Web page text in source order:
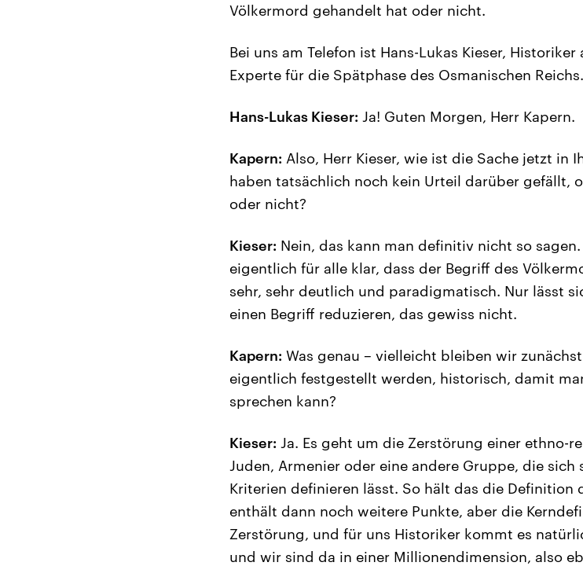
Völkermord gehandelt hat oder nicht.
Bei uns am Telefon ist Hans-Lukas Kieser,
Experte für die Spätphase des Osmanischen
Hans-Lukas Kieser: Ja! Guten Morgen, Herr Kapern.
Kapern: Also, Herr Kieser, wie ist die Sache jetzt in
haben tatsächlich noch kein Urteil darüber gefällt,
oder nicht?
Kieser: Nein, das kann man definitiv nicht so
eigentlich für alle klar, dass der Begriff des
sehr, sehr deutlich und paradigmatisch. Nur lässt
einen Begriff reduzieren, das gewiss nicht.
Kapern: Was genau – vielleicht bleiben wir
eigentlich festgestellt werden, historisch, damit
sprechen kann?
Kieser: Ja. Es geht um die Zerstörung einer ethno-
Juden, Armenier oder eine andere Gruppe, die
Kriterien definieren lässt. So hält das die Definition
enthält dann noch weitere Punkte, aber die
Zerstörung, und für uns Historiker kommt es
und wir sind da in einer Millionendimension, also